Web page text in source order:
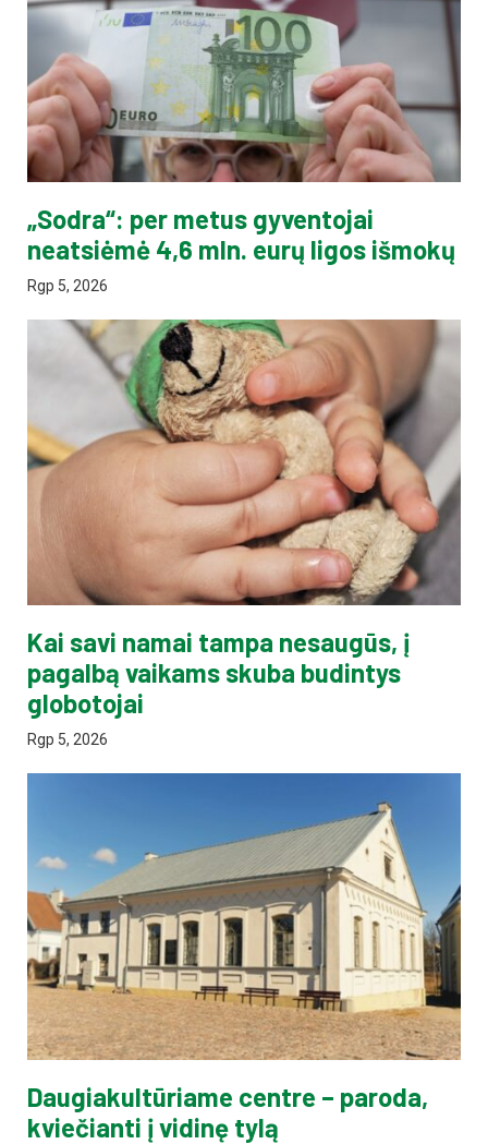
„Sodra“: per metus gyventojai
neatsiėmė 4,6 mln. eurų ligos išmokų
Rgp 5, 2026
Kai savi namai tampa nesaugūs, į
pagalbą vaikams skuba budintys
globotojai
Rgp 5, 2026
Daugiakultūriame centre – paroda,
kviečianti į vidinę tylą